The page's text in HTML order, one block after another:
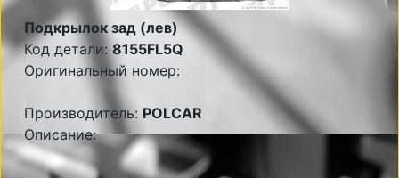
Подкрылок зад (лев)
Код детали: 8155FL5Q
Оригинальный номер:
Производитель: POLCAR
Описание: